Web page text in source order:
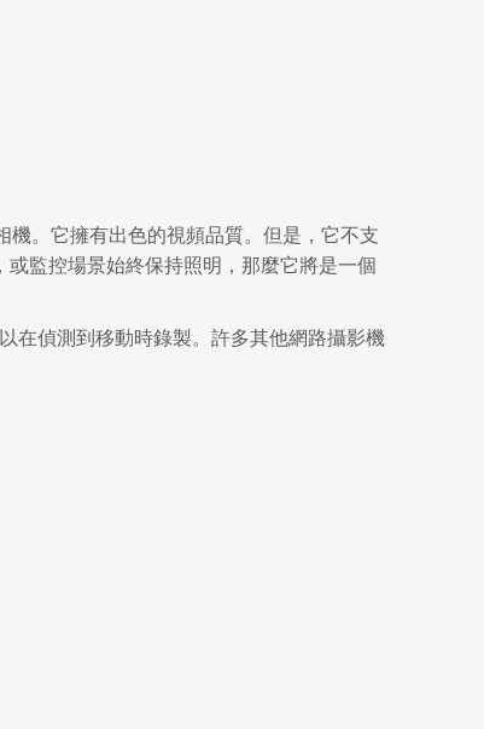
。它擁有出色的視頻品質。但是，它不支
監控場景始終保持照明，那麼它將是一個
在偵測到移動時錄製。許多其他網路攝影機